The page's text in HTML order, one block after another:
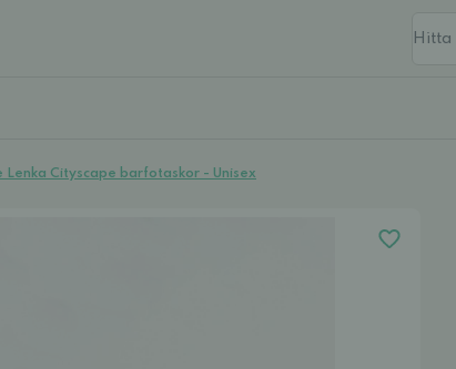
Lenka Cityscape barfotaskor - Unisex